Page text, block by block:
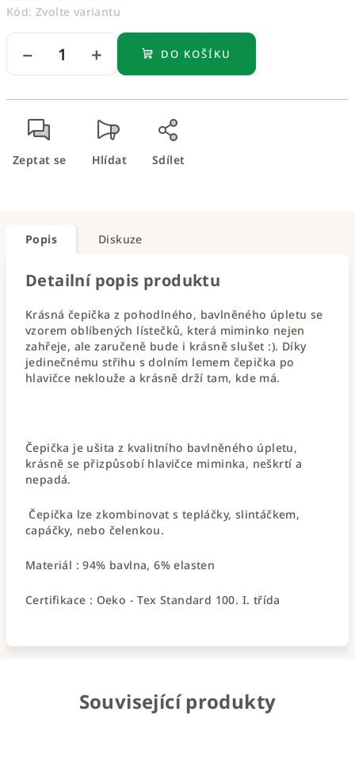
Kód: Zvolte variantu
+
− DO KOŠÍKU
Zeptat se Hlídat Sdílet
Popis Diskuze
Detailní popis produktu
Krásná čepička z pohodlného, bavlněného úpletu se
vzorem oblíbených lístečků, která miminko nejen
zahřeje, ale zaručeně bude i krásně slušet :). Díky
jedinečnému střihu s dolním lemem čepička po
hlavičce neklouže a krásně drží tam, kde má.
Čepička je ušita z kvalitního bavlněného úpletu,
krásně se přizpůsobí hlavičce miminka, neškrtí a
nepadá.
Čepička lze zkombinovat s tepláčky, slintáčkem,
capáčky, nebo čelenkou.
Materiál : 94% bavlna, 6% elasten
Certifikace : Oeko - Tex Standard 100. I. třída
Související produkty